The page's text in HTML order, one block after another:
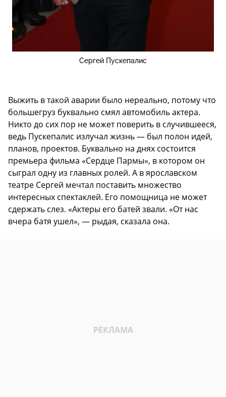
Сергей Пускепалис
Выжить в такой аварии было нереально, потому что
большегруз буквально смял автомобиль актера.
Никто до сих пор не может поверить в случившееся,
ведь Пускепалис излучал жизнь — был полон идей,
планов, проектов. Буквально на днях состоится
премьера фильма «Сердце Пармы», в котором он
сыграл одну из главных ролей. А в ярославском
театре Сергей мечтал поставить множество
интересных спектаклей. Его помощница не может
сдержать слез. «Актеры его батей звали. «От нас
вчера батя ушел», — рыдая, сказала она.